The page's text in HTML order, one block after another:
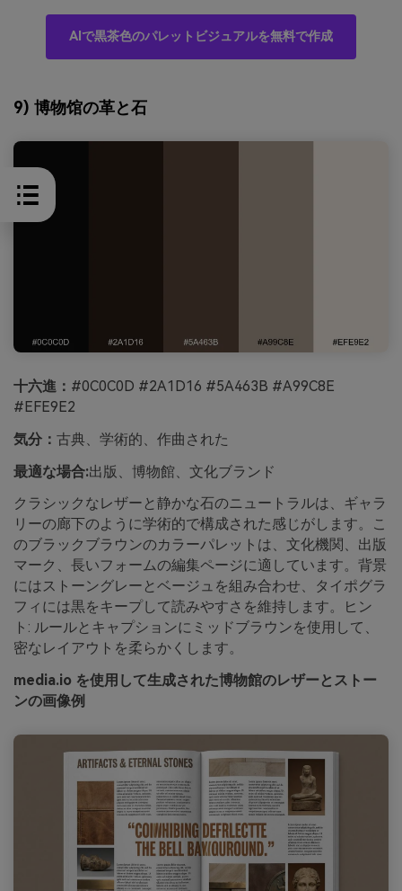
AIで黒茶色のパレットビジュアルを無料で作成
9) 博物馆の革と石
十六進： #0C0C0D #2A1D16 #5A463B #A99C8E
#EFE9E2
気分： 古典、学術的、作曲された
最適な場合:出版、博物館、文化ブランド
クラシックなレザーと静かな石のニュートラルは、ギャラ
リーの廊下のように学術的で構成された感じがします。こ
のブラックブラウンのカラーパレットは、文化機関、出版
マーク、長いフォームの編集ページに適しています。背景
にはストーングレーとベージュを組み合わせ、タイポグラ
フィには黒をキープして読みやすさを維持します。ヒン
ト: ルールとキャプションにミッドブラウンを使用して、
密なレイアウトを柔らかくします。
media.io を使用して生成された博物館のレザーとストー
ンの画像例